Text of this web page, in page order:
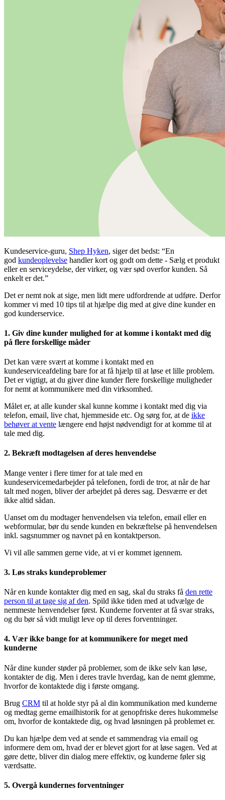
Kundeservice-guru, Shep Hyken, siger det bedst: “En
god kundeoplevelse handler kort og godt om dette - Sælg et produkt
eller en serviceydelse, der virker, og vær sød overfor kunden. Så
enkelt er det.”
Det er nemt nok at sige, men lidt mere udfordrende at udføre. Derfor
kommer vi med 10 tips til at hjælpe dig med at give dine kunder en
god kunderservice.
1. Giv dine kunder mulighed for at komme i kontakt med dig
på flere forskellige måder
Det kan være svært at komme i kontakt med en
kundeserviceafdeling bare for at få hjælp til at løse et lille problem.
Det er vigtigt, at du giver dine kunder flere forskellige muligheder
for nemt at kommunikere med din virksomhed.
Målet er, at alle kunder skal kunne komme i kontakt med dig via
telefon, email, live chat, hjemmeside etc. Og sørg for, at de ikke
behøver at vente længere end højst nødvendigt for at komme til at
tale med dig.
2. Bekræft modtagelsen af deres henvendelse
Mange venter i flere timer for at tale med en
kundeservicemedarbejder på telefonen, fordi de tror, at når de har
talt med nogen, bliver der arbejdet på deres sag. Desværre er det
ikke altid sådan.
Uanset om du modtager henvendelsen via telefon, email eller en
webformular, bør du sende kunden en bekræftelse på henvendelsen
inkl. sagsnummer og navnet på en kontaktperson.
Vi vil alle sammen gerne vide, at vi er kommet igennem.
3. Løs straks kundeproblemer
Når en kunde kontakter dig med en sag, skal du straks få den rette
person til at tage sig af den. Spild ikke tiden med at udvælge de
nemmeste henvendelser først. Kunderne forventer at få svar straks,
og du bør så vidt muligt leve op til deres forventninger.
4. Vær ikke bange for at kommunikere for meget med
kunderne
Når dine kunder støder på problemer, som de ikke selv kan løse,
kontakter de dig. Men i deres travle hverdag, kan de nemt glemme,
hvorfor de kontaktede dig i første omgang.
Brug CRM til at holde styr på al din kommunikation med kunderne
og medtag gerne emailhistorik for at genopfriske deres hukommelse
om, hvorfor de kontaktede dig, og hvad løsningen på problemet er.
Du kan hjælpe dem ved at sende et sammendrag via email og
informere dem om, hvad der er blevet gjort for at løse sagen. Ved at
gøre dette, bliver din dialog mere effektiv, og kunderne føler sig
værdsatte.
5. Overgå kundernes forventninger